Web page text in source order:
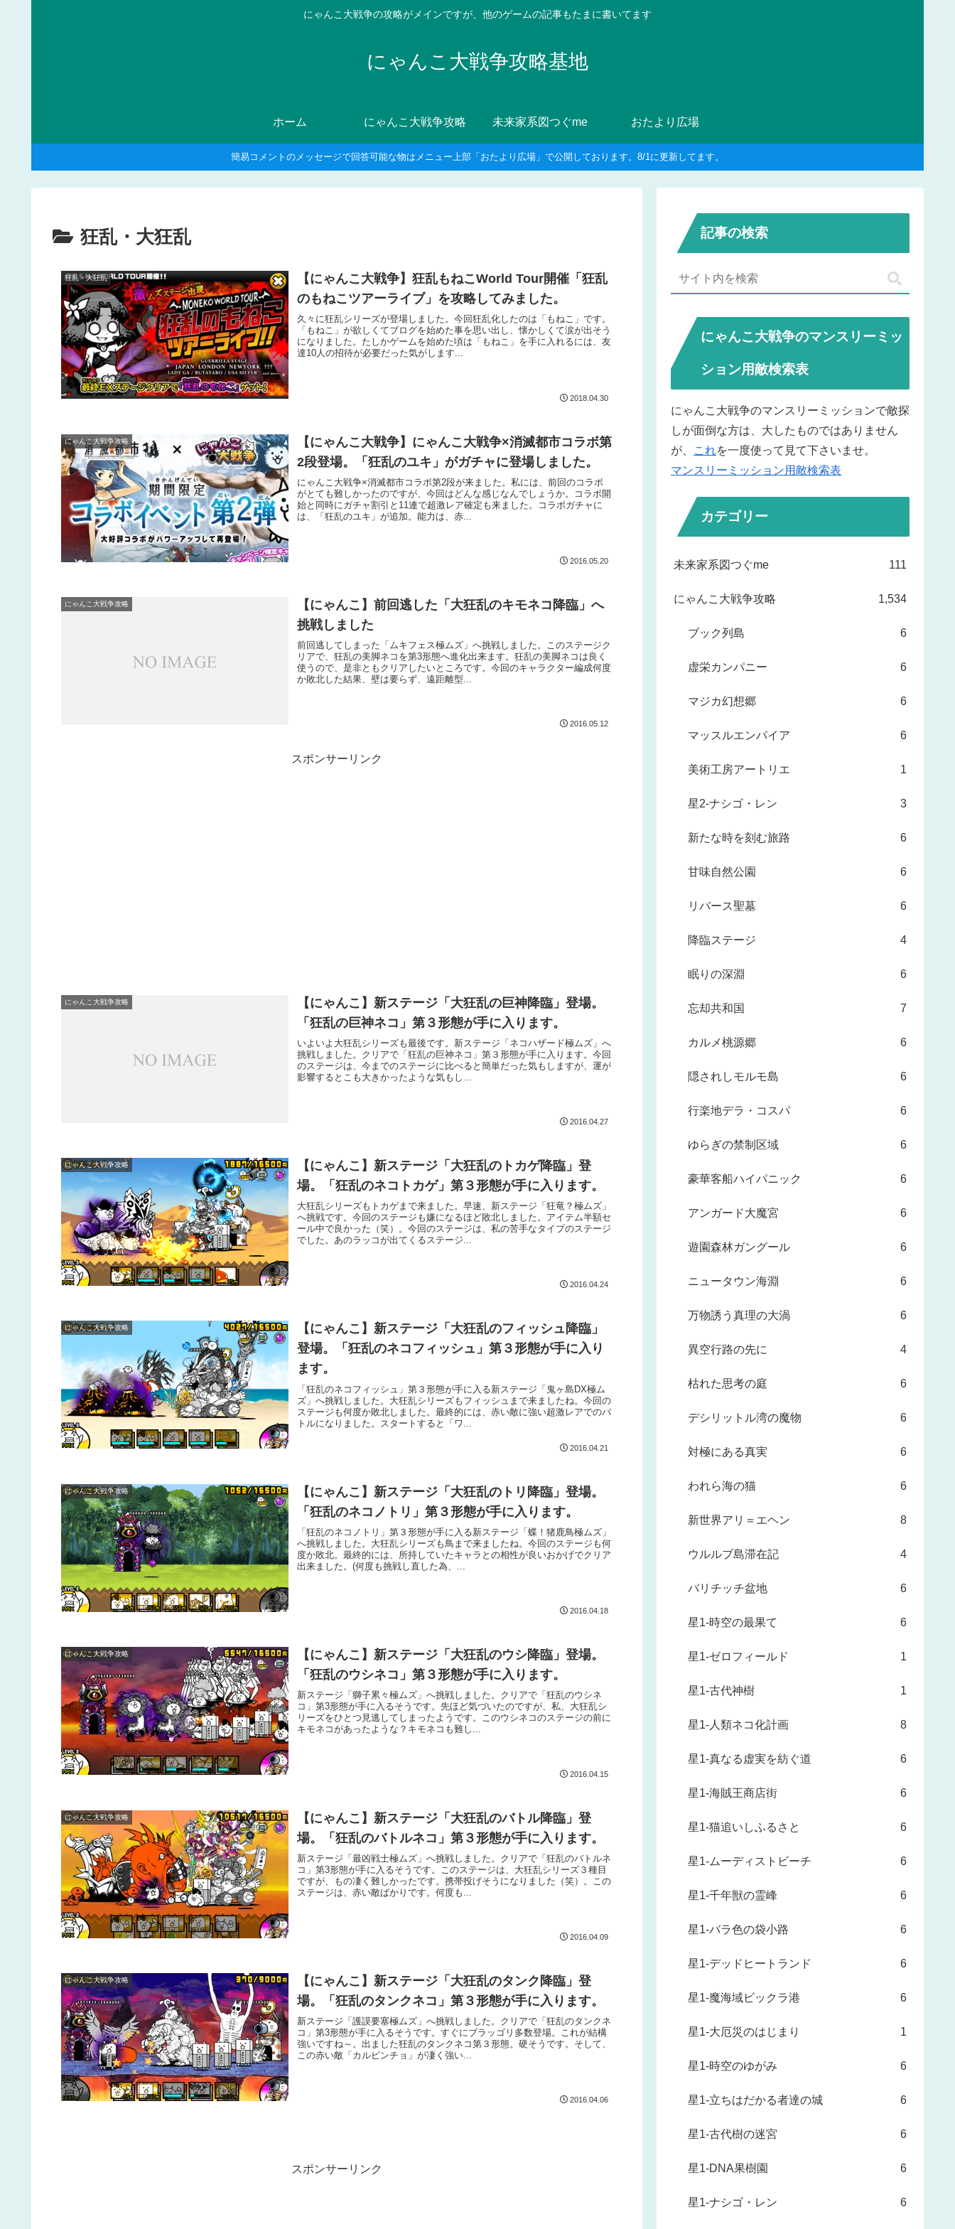
にゃんこ大戦争の攻略がメインですが、他のゲームの記事もたまに書いてます
にゃんこ大戦争攻略基地
ホーム にゃんこ大戦争攻略 未来家系図つぐme おたより広場
簡易コメントのメッセージで回答可能な物はメニュー上部「おたより広場」で公開しております。8/1に更新してます。
狂乱・大狂乱
狂乱・大狂乱
【にゃんこ大戦争】狂乱もねこWorld Tour開催「狂乱
のもねこツアーライブ」を攻略してみました。
久々に狂乱シリーズが登場しました。今回狂乱化したのは「もねこ」です。
「もねこ」が欲しくてブログを始めた事を思い出し、懐かしくて涙が出そう
になりました。たしかゲームを始めた頃は「もねこ」を手に入れるには、友
達10人の招待が必要だった気がします...
2018.04.30
にゃんこ大戦争攻略
【にゃんこ大戦争】にゃんこ大戦争×消滅都市コラボ第
2段登場。「狂乱のユキ」がガチャに登場しました。
にゃんこ大戦争×消滅都市コラボ第2段が来ました。私には、前回のコラボ
がとても難しかったのですが、今回はどんな感じなんでしょうか。コラボ開
始と同時にガチャ割引と11連で超激レア確定も来ました。コラボガチャに
は、「狂乱のユキ」が追加。能力は、赤...
2016.05.20
にゃんこ大戦争攻略
【にゃんこ】前回逃した「大狂乱のキモネコ降臨」へ
挑戦しました
前回逃してしまった「ムキフェス極ムズ」へ挑戦しました。このステージク
リアで、狂乱の美脚ネコを第3形態へ進化出来ます。狂乱の美脚ネコは良く
使うので、是非ともクリアしたいところです。今回のキャラクター編成何度
か敗北した結果、壁は要らず、遠距離型...
2016.05.12
スポンサーリンク
にゃんこ大戦争攻略
【にゃんこ】新ステージ「大狂乱の巨神降臨」登場。
「狂乱の巨神ネコ」第３形態が手に入ります。
いよいよ大狂乱シリーズも最後です。新ステージ「ネコハザード極ムズ」へ
挑戦しました。クリアで「狂乱の巨神ネコ」第３形態が手に入ります。今回
のステージは、今までのステージに比べると簡単だった気もしますが、運が
影響するとこも大きかったような気もし...
2016.04.27
にゃんこ大戦争攻略
【にゃんこ】新ステージ「大狂乱のトカゲ降臨」登
場。「狂乱のネコトカゲ」第３形態が手に入ります。
大狂乱シリーズもトカゲまで来ました。早速、新ステージ「狂竜？極ムズ」
へ挑戦です。今回のステージも嫌になるほど敗北しました。アイテム半額セ
ール中で良かった（笑）。今回のステージは、私の苦手なタイプのステージ
でした。あのラッコが出てくるステージ...
2016.04.24
にゃんこ大戦争攻略
【にゃんこ】新ステージ「大狂乱のフィッシュ降臨」
登場。「狂乱のネコフィッシュ」第３形態が手に入り
ます。
「狂乱のネコフィッシュ」第３形態が手に入る新ステージ「鬼ヶ島DX極ム
ズ」へ挑戦しました。大狂乱シリーズもフィッシュまで来ましたね。今回の
ステージも何度か敗北しました。最終的には、赤い敵に強い超激レアでのバ
トルになりました。スタートすると「ワ...
2016.04.21
にゃんこ大戦争攻略
【にゃんこ】新ステージ「大狂乱のトリ降臨」登場。
「狂乱のネコノトリ」第３形態が手に入ります。
「狂乱のネコノトリ」第３形態が手に入る新ステージ「蝶！猪鹿鳥極ムズ」
へ挑戦しました。大狂乱シリーズも鳥まで来ましたね。今回のステージも何
度か敗北。最終的には、所持していたキャラとの相性が良いおかげでクリア
出来ました。(何度も挑戦し直した為、...
2016.04.18
にゃんこ大戦争攻略
【にゃんこ】新ステージ「大狂乱のウシ降臨」登場。
「狂乱のウシネコ」第３形態が手に入ります。
新ステージ「獅子累々極ムズ」へ挑戦しました。クリアで「狂乱のウシネ
コ」第3形態が手に入るそうです。先ほど気づいたのですが、私、大狂乱シ
リーズをひとつ見逃してしまったようです。このウシネコのステージの前に
キモネコがあったような？キモネコも難し...
2016.04.15
にゃんこ大戦争攻略
【にゃんこ】新ステージ「大狂乱のバトル降臨」登
場。「狂乱のバトルネコ」第３形態が手に入ります。
新ステージ「最凶戦士極ムズ」へ挑戦しました。クリアで「狂乱のバトルネ
コ」第3形態が手に入るそうです。このステージは、大狂乱シリーズ３種目
ですが、もの凄く難しかったです。携帯投げそうになりました（笑）。この
ステージは、赤い敵ばかりです。何度も...
2016.04.09
にゃんこ大戦争攻略
【にゃんこ】新ステージ「大狂乱のタンク降臨」登
場。「狂乱のタンクネコ」第３形態が手に入ります。
新ステージ「護謨要塞極ムズ」へ挑戦しました。クリアで「狂乱のタンクネ
コ」第3形態が手に入るそうです。すぐにブラッゴリ多数登場。これが結構
強いですね～。出ました狂乱のタンクネコ第３形態。硬そうです。そして、
この赤い敵「カルピンチョ」が凄く強い...
2016.04.06
スポンサーリンク
記事の検索
にゃんこ大戦争のマンスリーミッ
ション用敵検索表
にゃんこ大戦争のマンスリーミッションで敵探
しが面倒な方は、大したものではありません
が、
これを一度使って見て下さいませ。
マンスリーミッション用敵検索表
カテゴリー
未来家系図つぐme 111
にゃんこ大戦争攻略 1,534
ブック列島 6
虚栄カンパニー 6
マジカ幻想郷 6
マッスルエンパイア 6
美術工房アートリエ 1
星2-ナシゴ・レン 3
新たな時を刻む旅路 6
甘味自然公園 6
リバース聖墓 6
降臨ステージ 4
眠りの深淵 6
忘却共和国 7
カルメ桃源郷 6
隠されしモルモ島 6
行楽地デラ・コスパ 6
ゆらぎの禁制区域 6
豪華客船ハイパニック 6
アンガード大魔宮 6
遊園森林ガングール 6
ニュータウン海淵 6
万物誘う真理の大渦 6
異空行路の先に 4
枯れた思考の庭 6
デシリットル湾の魔物 6
対極にある真実 6
われら海の猫 6
新世界アリ＝エヘン 8
ウルルブ島滞在記 4
バリチッチ盆地 6
星1-時空の最果て 6
星1-ゼロフィールド 1
星1-古代神樹 1
星1-人類ネコ化計画 8
星1-真なる虚実を紡ぐ道 6
星1-海賊王商店街 6
星1-猫追いしふるさと 6
星1-ムーディストビーチ 6
星1-千年獣の霊峰 6
星1-バラ色の袋小路 6
星1-デッドヒートランド 6
星1-魔海域ビックラ港 6
星1-大厄災のはじまり 1
星1-時空のゆがみ 6
星1-立ちはだかる者達の城 6
星1-古代樹の迷宮 6
星1-DNA果樹園 6
星1-ナシゴ・レン 6